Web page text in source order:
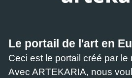
Le portail de l'art en
Ceci est le portail créé par le
Avec ARTEKARIA, nous